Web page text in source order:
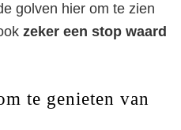
golven hier om te zien
zeker een stop waard
te genieten van